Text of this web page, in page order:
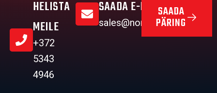
HELISTA
MEILE
+372
5343
4946
SAADA E-MAIL
sales@nordictehnika.ee
SAADA
PÄRING